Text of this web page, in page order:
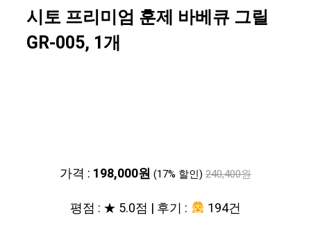
시토 프리미엄 훈제 바베큐 그릴
GR-005, 1개
가격 : 198,000원 (17% 할인) 240,400원
평점 : ★ 5.0점 | 후기 : 194건